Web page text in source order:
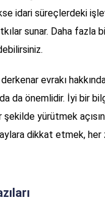
idari süreçlerdeki
sunar. Daha fazla
evrakı
da önemlidir. İyi bir
şekilde yürütmek
dikkat etmek, her